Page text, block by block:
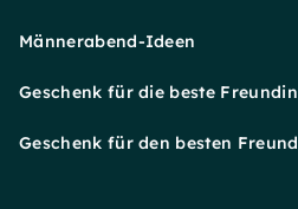
Männerabend-Ideen
Geschenk für die beste Freundin
Geschenk für den besten Freund